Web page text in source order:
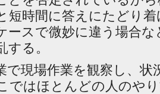
短時間に答えにたどり
ースで微妙に違う場合
する。
で現場作業を観察し、状
ではほとんどの人のや